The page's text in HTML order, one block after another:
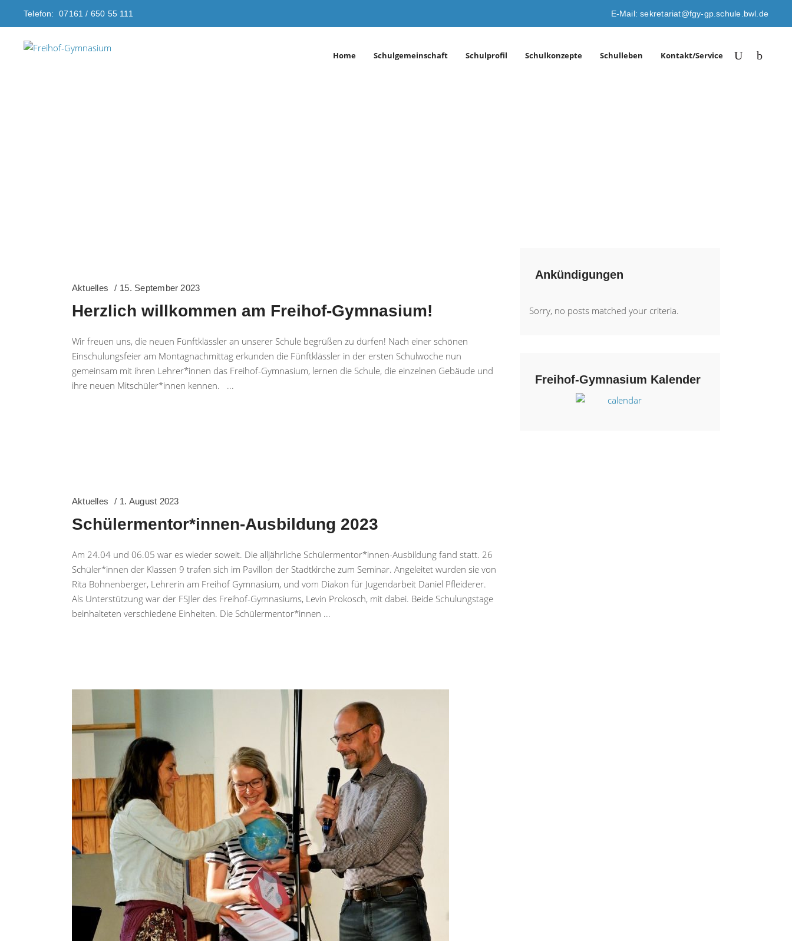
Telefon: 07161 / 650 55 111 E-Mail: sekretariat@fgy-gp.schule.bwl.de
Home Schulgemeinschaft Schulprofil Schulkonzepte Schulleben Kontakt/Service
Aktuelles 15. September 2023
Herzlich willkommen am Freihof-Gymnasium!
Wir freuen uns, die neuen Fünftklässler an unserer Schule begrüßen zu dürfen! Nach einer schönen
Einschulungsfeier am Montagnachmittag erkunden die Fünftklässler in der ersten Schulwoche nun
gemeinsam mit ihren Lehrer*innen das Freihof-Gymnasium, lernen die Schule, die einzelnen Gebäude und
ihre neuen Mitschüler*innen kennen.
Aktuelles 1. August 2023
Schülermentor*innen-Ausbildung 2023
Am 24.04 und 06.05 war es wieder soweit. Die alljährliche Schülermentor*innen-Ausbildung fand statt. 26
Schüler*innen der Klassen 9 trafen sich im Pavillon der Stadtkirche zum Seminar. Angeleitet wurden sie von
Rita Bohnenberger, Lehrerin am Freihof Gymnasium, und vom Diakon für Jugendarbeit Daniel Pfleiderer.
Als Unterstützung war der FSJler des Freihof-Gymnasiums, Levin Prokosch, mit dabei. Beide Schulungstage
beinhalteten verschiedene Einheiten. Die Schülermentor*innen
Ankündigungen
Sorry, no posts matched your criteria.
Freihof-Gymnasium Kalender